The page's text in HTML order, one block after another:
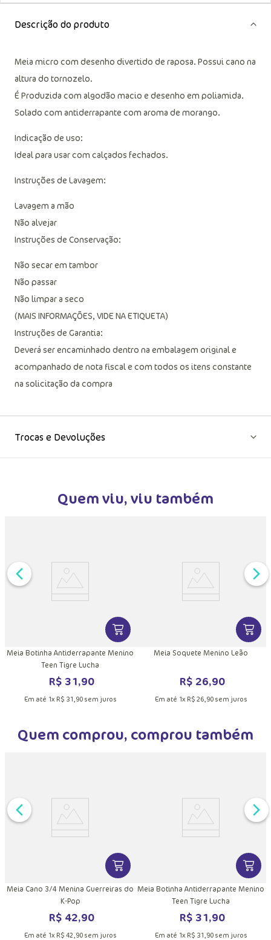
Descrição do produto
Meia micro com desenho divertido de raposa. Possui cano na
altura do tornozelo.
É Produzida com algodão macio e desenho em poliamida.
Solado com antiderrapante com aroma de morango.
Indicação de uso:
Ideal para usar com calçados fechados.
Instruções de Lavagem:
Lavagem a mão
Não alvejar
Instruções de Conservação:
Não secar em tambor
Não passar
Não limpar a seco
(MAIS INFORMAÇÕES, VIDE NA ETIQUETA)
Instruções de Garantia:
Deverá ser encaminhado dentro na embalagem original e
acompanhado de nota fiscal e com todos os itens constante
na solicitação da compra
Trocas e Devoluções
Quem viu, viu também
INFORMAÇÕES DO PRODUTOVER MAIS INFORMAÇÕES DO
Meia Botinha Antiderrapante Menino
Teen Tigre Lucha
R$ 31,90
Em até 1x R$ 31,90sem juros
VER
Meia Soquete Menino Leão
R$ 26,90
Em até 1x R$ 26,90sem juros
Quem comprou, comprou também
INFORMAÇÕES DO PRODUTOVER MAIS INFORMAÇÕES DO
Meia Cano 3/4 Menina Guerreiras do
K-Pop
R$ 42,90
Em até 1x R$ 42,90sem juros
VER
Meia Botinha Antiderrapante Menino
Teen Tigre Lucha
R$ 31,90
Em até 1x R$ 31,90sem juros